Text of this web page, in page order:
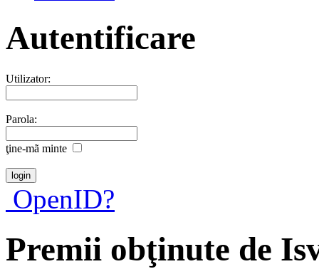
Autentificare
Utilizator:
Parola:
ţine-mã minte
OpenID?
Premii obţinute de